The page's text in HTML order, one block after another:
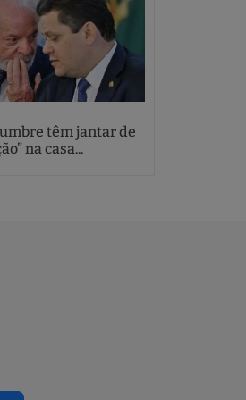
têm jantar de
na casa...